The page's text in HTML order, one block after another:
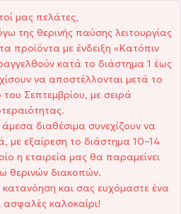
μας πελάτες,
της θερινής παύσης λειτουργίας
προϊόντα με ένδειξη «Κατόπιν
κατά το διάστημα 1 έως
να αποστέλλονται μετά το
Σεπτεμβρίου, με σειρά
διαθέσιμα συνεχίζουν να
με εξαίρεση το διάστημα 10–14
η εταιρεία μας θα παραμείνει
θερινών διακοπών.
κατανόηση και σας ευχόμαστε ένα
καλοκαίρι!